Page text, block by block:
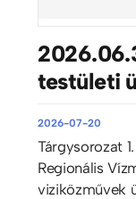
testületi
2026-07-20
Tárgysorozat
Regionális
viziközművek